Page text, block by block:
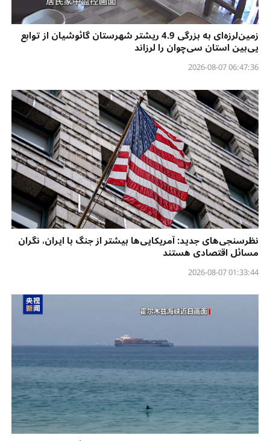
زمین‌لرزه‌ای به بزرگی 4.9 ریشتر شهرستان گائوشیان از توابع
یی‌بین استان سی‌چوان را لرزاند
06:47:36 2026-08-07
نظرسنجی‌‌های جدید: آمریکایی‌ها بیشتر از جنگ با ایران، نگران
مسائل اقتصادی هستند
01:33:44 2026-08-07